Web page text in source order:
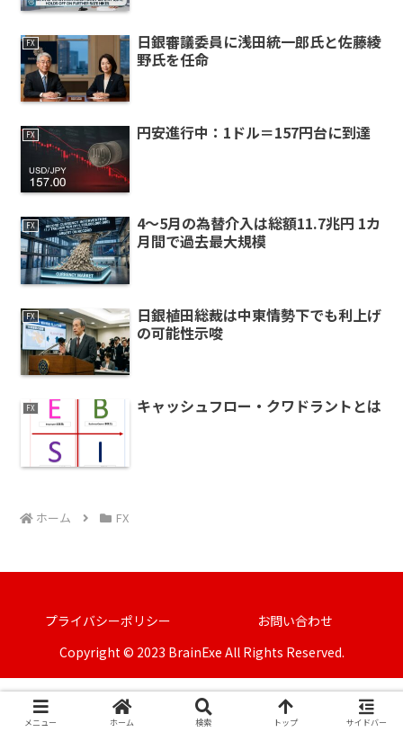
FX
日銀審議委員に浅田統一郎氏と佐藤綾
野氏を任命
FX 円安進行中：1ドル＝157円台に到達
FX
4～5月の為替介入は総額11.7兆円 1カ
月間で過去最大規模
FX
日銀植田総裁は中東情勢下でも利上げ
の可能性示唆
FX キャッシュフロー・クワドラントとは
ホーム FX
プライバシーポリシー
お問い合わせ
Copyright © 2023 BrainExe All Rights Reserved.
メニュー ホーム 検索 トップ サイドバー